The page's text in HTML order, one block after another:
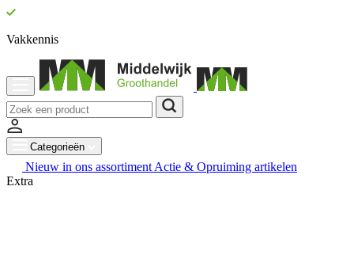
Vakkennis
Categorieën
Nieuw in ons assortiment Actie & Opruiming artikelen
Extra